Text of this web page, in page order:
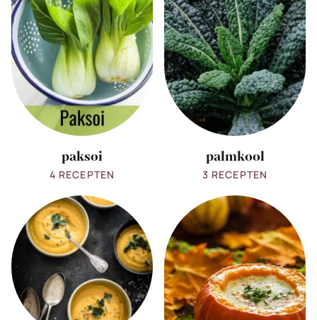
paksoi
4 RECEPTEN
palmkool
3 RECEPTEN
View
all
pastinaak
View
Pompoen